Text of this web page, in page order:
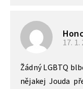
17. 1.
Žádný LGBTQ
nějakej Jouda